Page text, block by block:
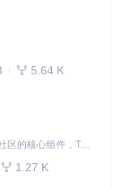
5.64 K
作为 Ascend for PyTorch 社区的核心组件，TorchNPU 是昇腾专为 PyTorch 打造的深度学习适配插件，使 PyTorch 框架能够直接调用昇腾 NPU，为开发者提供昇腾 AI 处理器的超强算力。
1.27 K